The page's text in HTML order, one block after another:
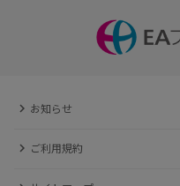
お知らせ
ご利用規約